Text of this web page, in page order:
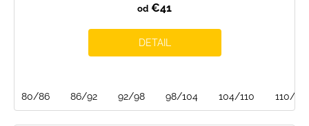
od €41
DETAIL
80/86 86/92 92/98 98/104 104/110 110/116